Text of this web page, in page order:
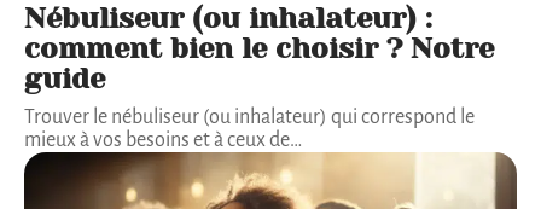
Nébuliseur (ou inhalateur) :
comment bien le choisir ? Notre
guide
Trouver le nébuliseur (ou inhalateur) qui correspond le
mieux à vos besoins et à ceux de…